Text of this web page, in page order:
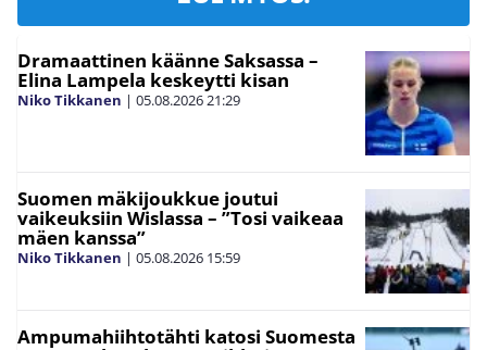
Dramaattinen käänne Saksassa –
Elina Lampela keskeytti kisan
Niko Tikkanen | 05.08.202621:29
Suomen mäkijoukkue joutui
vaikeuksiin Wislassa – ”Tosi vaikeaa
mäen kanssa”
Niko Tikkanen | 05.08.2026 15:59
Ampumahiihtotähti katosi Suomesta